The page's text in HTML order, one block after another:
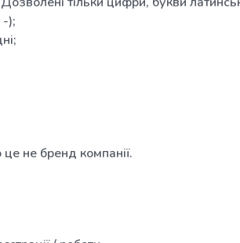
-);
не бренд компанії.